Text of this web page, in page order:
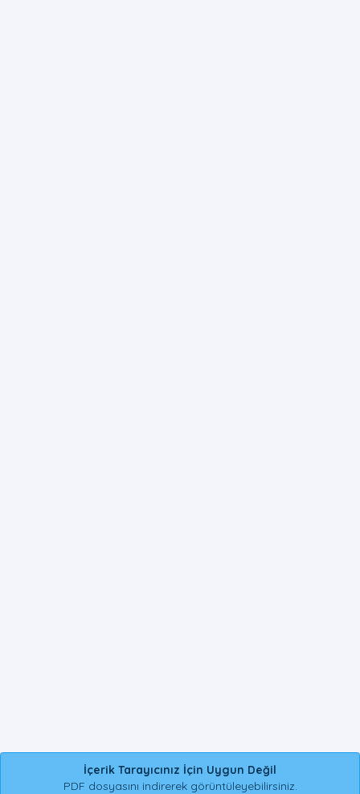
İçerik Tarayıcınız İçin Uygun Değil
PDF dosyasını indirerek görüntüleyebilirsiniz.